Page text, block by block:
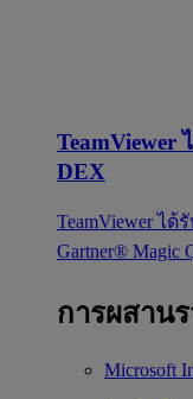
TeamViewer
DEX
TeamViewer ไ
Gartner® Magic
การผสาน
Microsoft